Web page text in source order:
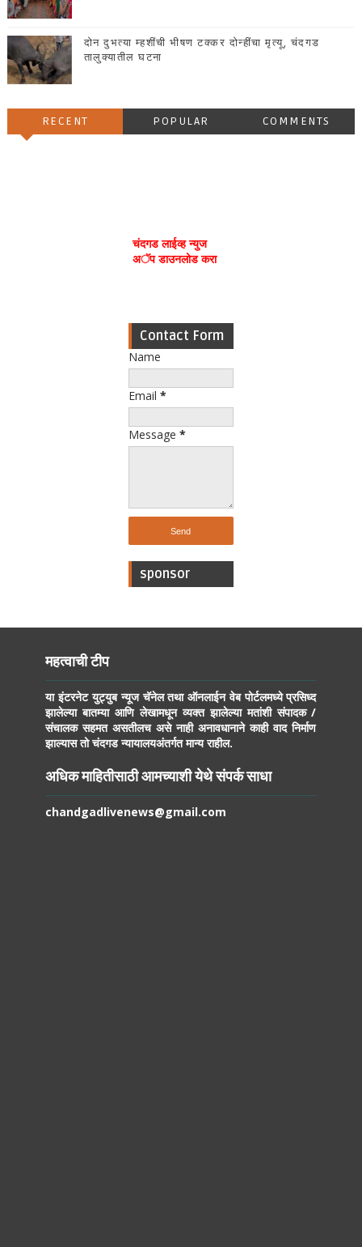
दोन दुभत्या म्हशींची भीषण टक्कर दोन्हींचा मृत्यू, चंदगड
तालुक्यातील घटना
RECENT POPULAR COMMENTS
चंदगड लाईव्ह न्युज
अॅप डाउनलोड करा
Contact Form
Name
Email *
Message *
sponsor
महत्वाची टीप
या इंटरनेट युट्युब न्यूज चॅनेल तथा ऑनलाईन वेब पोर्टलमध्ये प्रसिध्द
झालेल्या बातम्या आणि लेखामधून व्यक्त झालेल्या मतांशी संपादक /
संचालक सहमत असतीलच असे नाही अनावधानाने काही वाद निर्माण
झाल्यास तो चंदगड न्यायालयअंतर्गत मान्य राहील.
अधिक माहितीसाठी आमच्याशी येथे संपर्क साधा
chandgadlivenews@gmail.com